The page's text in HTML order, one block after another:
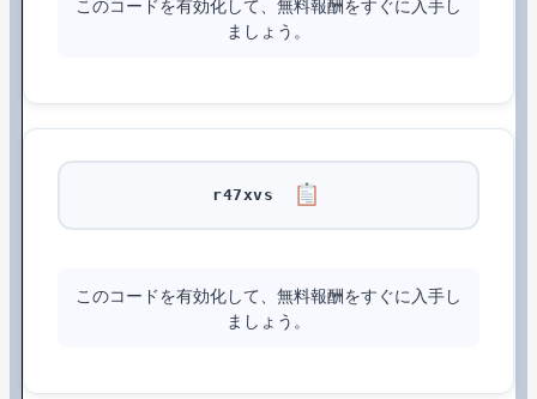
このコードを有効化して、無料報酬をすぐに入手し
ましょう。
r47xvs
このコードを有効化して、無料報酬をすぐに入手し
ましょう。